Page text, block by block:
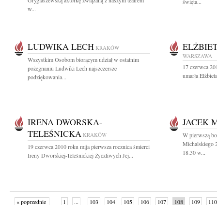
w...
LUDWIKA LECH KRAKÓW
Wszystkim Osobom biorącym udział w ostatnim
pożegnaniu Ludwiki Lech najszczersze
podziękowania...
WARSZAWA
17 czerwca
umarła
IRENA DWORSKA-
TELEŚNICKA KRAKÓW
19 czerwca 2010 roku mija pierwsza rocznica śmierci
Ireny Dworskiej-Teleśnickiej Życzliwych Jej...
JACEK
W pierwszą
Michalskiego
18.30 w...
« poprzednie 1 ... 103 104 105 106 107 108 109 110